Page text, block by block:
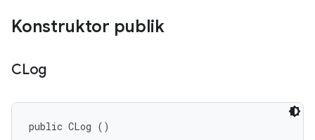
Konstruktor publik
CLog
public CLog ()